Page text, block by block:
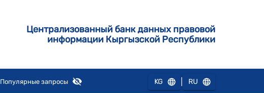
Централизованный банк данных правовой
информации Кыргызской Республики
Популярные запросы KG RU